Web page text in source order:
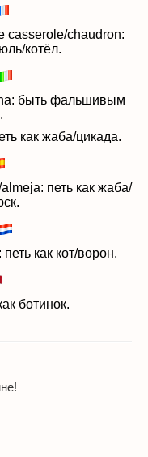
casserole/chaudron:
котёл.
быть фальшивым
как жаба/цикада.
петь как жаба/
как кот/ворон.
ботинок.